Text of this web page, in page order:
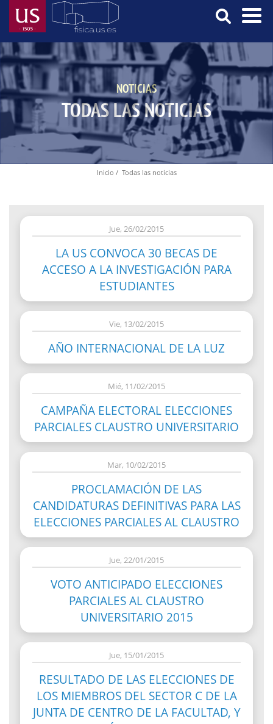
Pasar
contenido
principal
Menú
Principal
NOTICIAS
TODAS LAS NOTICIAS
Inicio Todas las noticias
Jue, 26/02/2015
LA US CONVOCA 30 BECAS DE
ACCESO A LA INVESTIGACIÓN PARA
ESTUDIANTES
Vie, 13/02/2015
AÑO INTERNACIONAL DE LA LUZ
Mié, 11/02/2015
CAMPAÑA ELECTORAL ELECCIONES
PARCIALES CLAUSTRO UNIVERSITARIO
Mar, 10/02/2015
PROCLAMACIÓN DE LAS
CANDIDATURAS DEFINITIVAS PARA LAS
ELECCIONES PARCIALES AL CLAUSTRO
Jue, 22/01/2015
VOTO ANTICIPADO ELECCIONES
PARCIALES AL CLAUSTRO
UNIVERSITARIO 2015
Jue, 15/01/2015
RESULTADO DE LAS ELECCIONES DE
LOS MIEMBROS DEL SECTOR C DE LA
JUNTA DE CENTRO DE LA FACULTAD, Y